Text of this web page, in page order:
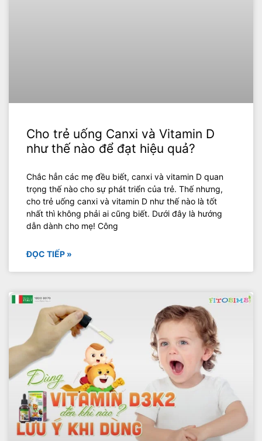
Cho trẻ uống Canxi và Vitamin D
như thế nào để đạt hiệu quả?
Chắc hẳn các mẹ đều biết, canxi và vitamin D quan
trọng thế nào cho sự phát triển của trẻ. Thế nhưng,
cho trẻ uống canxi và vitamin D như thế nào là tốt
nhất thì không phải ai cũng biết. Dưới đây là hướng
dẫn dành cho mẹ! Công
ĐỌC TIẾP »